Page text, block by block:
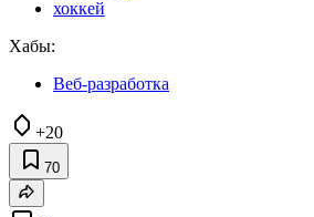
хоккей
Хабы:
Веб-разработка
+20
70